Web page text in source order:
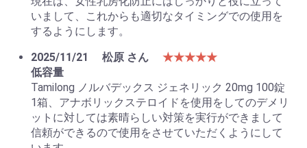
いまして、これからも適切なタイミングでの使用を
するようにします。
2025/11/21
松原 さん
★★★★★
低容量
Tamilong ノルバデックス ジェネリック 20mg 100錠
1箱、アナボリックステロイドを使用をしてのデメリ
ットに対しては素晴らしい対策を実行ができまして
信頼ができるので使用をさせていただくようにして